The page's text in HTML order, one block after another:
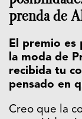
prenda de
El premio es
la moda de
recibida tu
pensado en
Creo que la